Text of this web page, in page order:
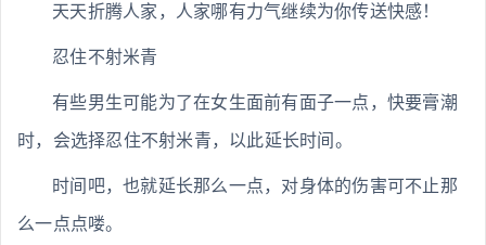
天天折腾人家，人家哪有力气继续为你传送快感！
忍住不射米青
有些男生可能为了在女生面前有面子一点，快要膏潮
时，会选择忍住不射米青，以此延长时间。
时间吧，也就延长那么一点，对身体的伤害可不止那
么一点点喽。